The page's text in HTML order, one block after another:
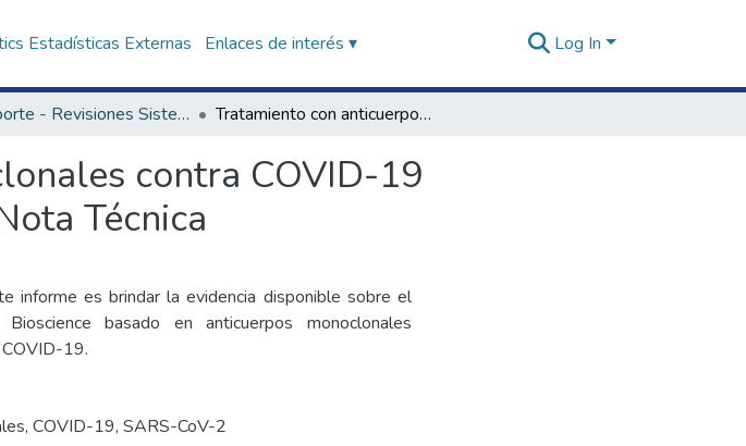
Estadísticas Externas Enlaces de interés ▾ Log In
Reporte - Revisiones Sistemáticas, Rápidas y Notas Técnicas - UNAGESP Tratamiento con anticuerpos monoclonales contra COVID-19 desarrollado por Brii Biosciences - Nota Técnica
contra COVID-19
Técnica
informe es brindar la evidencia disponible sobre el
basado en anticuerpos monoclonales
19.
, COVID-19, SARS-CoV-2